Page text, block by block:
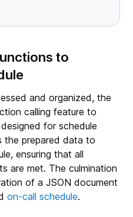
to
and organized, the
calling feature to
for schedule
the prepared data to
ensuring that all
are met. The culmination
of a JSON document
on-call schedule.